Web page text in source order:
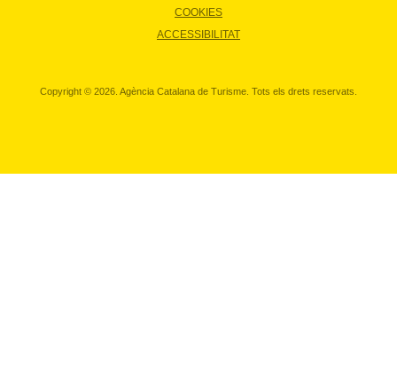
COOKIES
ACCESSIBILITAT
Copyright © 2026. Agència Catalana de Turisme. Tots els drets reservats.